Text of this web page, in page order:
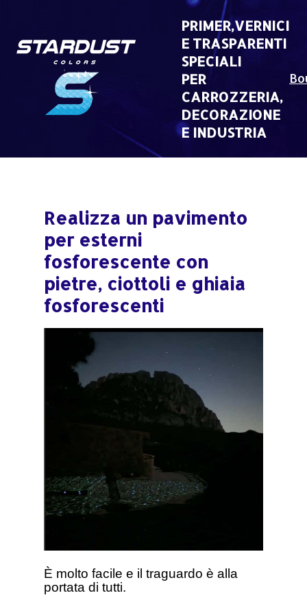
PRIMER,VERNICI
E TRASPARENTI
SPECIALI
PER
CARROZZERIA,
DECORAZIONE
E INDUSTRIA
Realizza un pavimento
per esterni
fosforescente con
pietre, ciottoli e ghiaia
fosforescenti
È molto facile e il traguardo è alla
portata di tutti.